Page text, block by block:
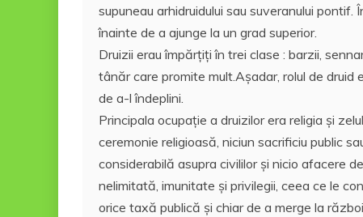
supuneau arhidruidului sau suveranului
înainte de a ajunge la un grad superior.
Druizii erau împărţiţi în trei clase : barzii,
tânăr care promite mult.Aşadar, rolul de
de a-l îndeplini.
Principala ocupaţie a druizilor era religia şi
ceremonie religioasă, niciun sacrificiu public
considerabilă asupra civililor şi nicio afacere
nelimitată, imunitate şi privilegii, ceea ce le
orice taxă publică şi chiar de a merge la